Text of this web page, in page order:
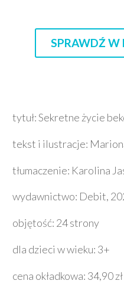
SPRAWDŹ W
tytuł: Sekretne życie
tekst i ilustracje:
tłumaczenie: Karolina
wydawnictwo: Debit,
objętość: 24 strony
dla dzieci w wieku: 3+
cena okładkowa: 34,90 zł